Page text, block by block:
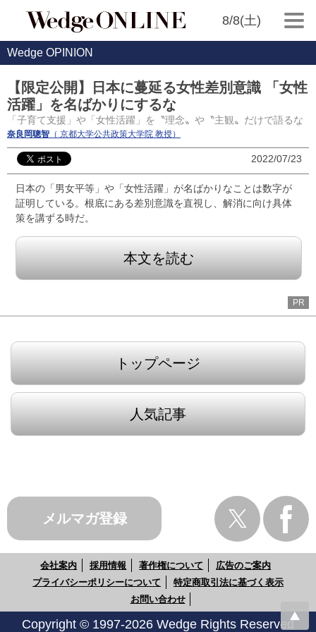
8/8(土)
Wedge OPINION
【限定公開】日本に蔓延る女性差別意識 「女性
活躍」を名ばかりにするな
「子育て支援」や「女性活躍」を〝理念〟や〝主観〟だけで語るな
奈良岡聰智 （ 京都大学公共政策大学院 教授）
2022/07/23
日本の「男女平等」や「女性活躍」が名ばかりなことは数字が
証明している。根底にある差別意識を直視し、解消に向け具体
策を講ずる時だ。
本文を読む
PR
トップページ
人気記事
メルマガ登録
会社案内 採用情報 著作権について
広告のご案内
プライバシーポリシーについて
特定商取引法に基づく表示
お問い合わせ
Copyright © 1997-2026 Wedge Rights Reserved